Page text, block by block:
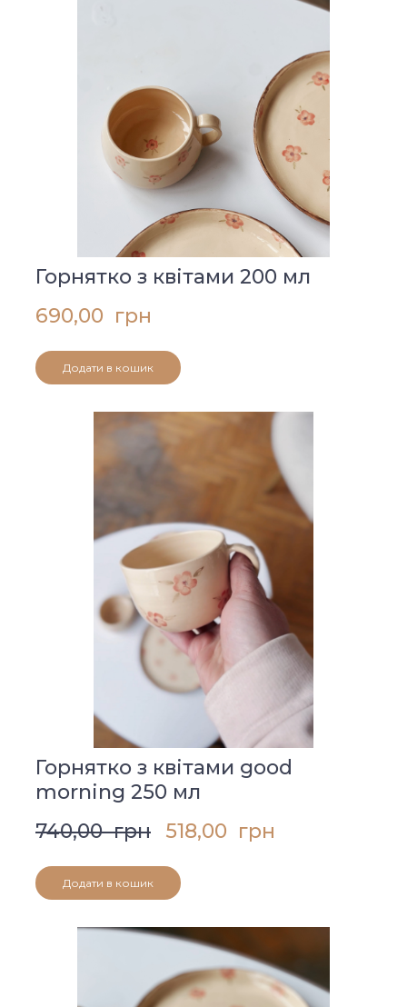
Горнятко з квітами 200 мл
690,00  грн
Додати в кошик
Горнятко з квітами good
morning 250 мл
740,00  грн
518,00  грн
Додати в кошик